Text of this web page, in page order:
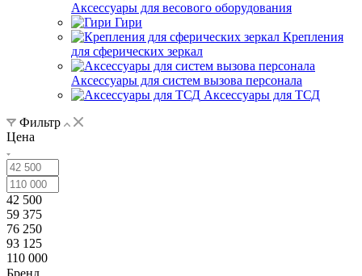
Аксессуары для весового оборудования
Гири
Крепления
для сферических зеркал
Аксессуары для систем вызова персонала
Аксессуары для ТСД
Фильтр
Цена
42 500
59 375
76 250
93 125
110 000